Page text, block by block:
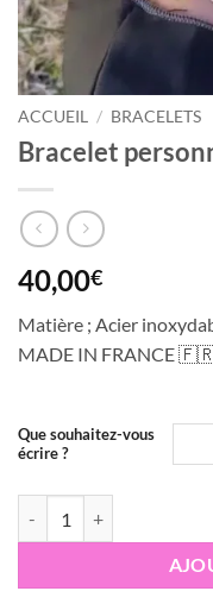
ACCUEIL / BRACELETS
Bracelet
40,00€
Matière ; Acier
MADE IN FRANCE
Que souhaitez-vous
écrire ?